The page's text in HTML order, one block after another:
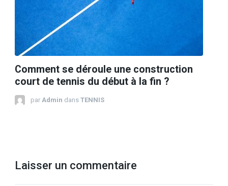
Comment se déroule une construction
court de tennis du début à la fin ?
par Admin dans TENNIS
Laisser un commentaire